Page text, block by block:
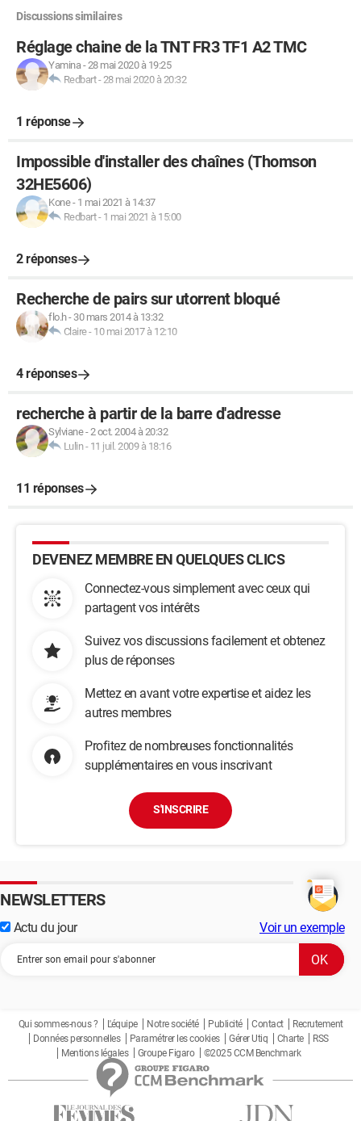
Discussions similaires
Réglage chaine de la TNT FR3 TF1 A2 TMC
Yamina-28 mai 2020 à 19:25
Redbart-28 mai 2020 à 20:32
1 réponse
Impossible d'installer des chaînes (Thomson
32HE5606)
Kone- 1 mai 2021 à 14:37
Redbart- 1 mai 2021 à 15:00
2 réponses
Recherche de pairs sur utorrent bloqué
flo.h- 30 mars 2014 à 13:32
Claire- 10 mai 2017 à 12:10
4 réponses
recherche à partir de la barre d'adresse
Sylviane-2 oct. 2004 à 20:32
Lulin- 11 juil. 2009 à 18:16
11 réponses
DEVENEZ MEMBRE EN QUELQUES CLICS
Connectez-vous simplement avec ceux qui
partagent vos intérêts
Suivez vos discussions facilement et obtenez
plus de réponses
Mettez en avant votre expertise et aidez les
autres membres
Profitez de nombreuses fonctionnalités
supplémentaires en vous inscrivant
S'INSCRIRE
NEWSLETTERS
Actu du jour Voir un exemple
Qui sommes-nous ? L'équipe Notre société Publicité Contact
Recrutement
Données personnelles
Paramétrer les cookies Gérer Utiq Charte
RSS
Mentions légales
Groupe Figaro ©2025 CCM Benchmark